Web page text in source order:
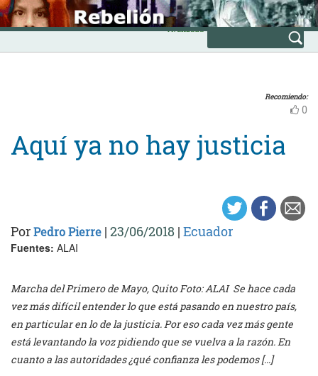
Skip
to
content
INICIO
Avanzada
Recomiendo:
0
Aquí ya no hay justicia
PorPedro Pierre | 23/06/2018 | Ecuador
Fuentes: ALAI
Marcha del Primero de Mayo, Quito Foto: ALAI Se hace cada
vez más difícil entender lo que está pasando en nuestro país,
en particular en lo de la justicia. Por eso cada vez más gente
está levantando la voz pidiendo que se vuelva a la razón. En
cuanto a las autoridades ¿qué confianza les podemos […]